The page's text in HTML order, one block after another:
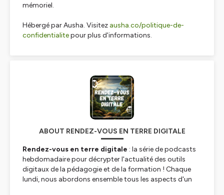
mémoriel.
Hébergé par Ausha. Visitez ausha.co/politique-de-
confidentialitepour plus d'informations.
ABOUT RENDEZ-VOUS EN TERRE DIGITALE
Rendez-vous en terre digitale : la série de podcasts
hebdomadaire pour décrypter l'actualité des outils
digitaux de la pédagogie et de la formation ! Chaque
lundi, nous abordons ensemble tous les aspects d'un